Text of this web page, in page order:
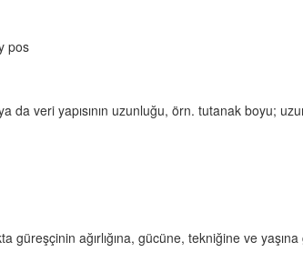
pos
da veri yapısının uzunluğu, örn. tutanak boyu;
güreşçinin ağırlığına, gücüne, tekniğine ve